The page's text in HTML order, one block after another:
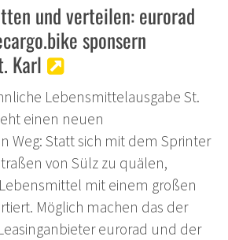
und verteilen: eurorad
sponsern
Karl
Lebensmittelausgabe St.
einen neuen
Weg: Statt sich mit dem Sprinter
von Sülz zu quälen,
mit einem großen
Möglich machen das der
eurorad und der